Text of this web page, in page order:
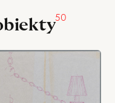
50